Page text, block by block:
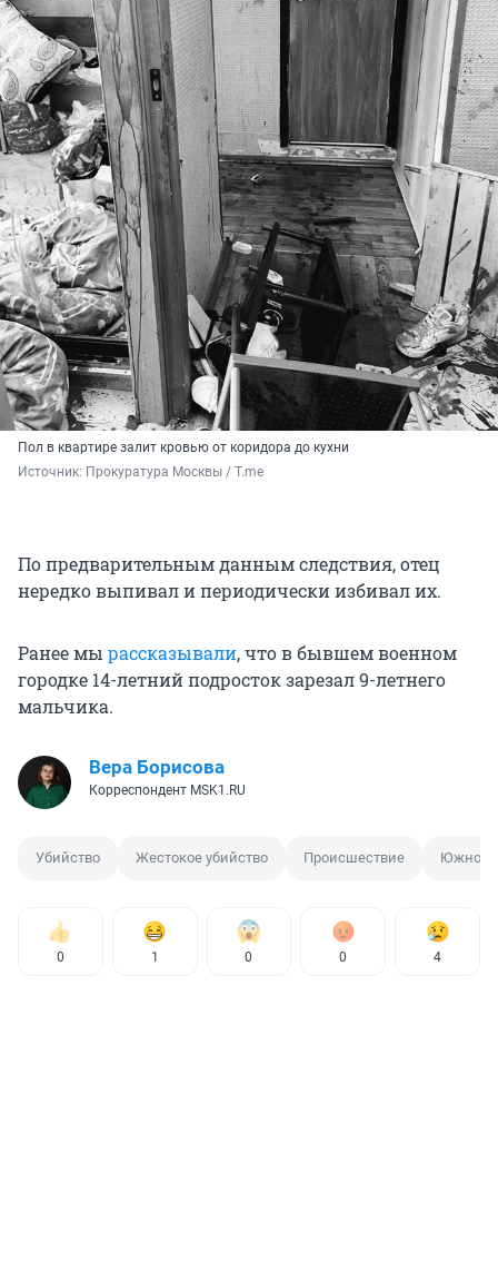
Пол в квартире залит кровью от коридора до кухни
Источник: Прокуратура Москвы / T.me
По предварительным данным следствия, отец
нередко выпивал и периодически избивал их.
Ранее мы рассказывали, что в бывшем военном
городке 14-летний подросток зарезал9-летнего
мальчика.
Вера Борисова
Корреспондент MSK1.RU
Убийство Жестокое убийство Происшествие Южное
0 1 0 0 4